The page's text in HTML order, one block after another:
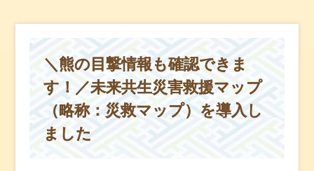
＼熊の目撃情報も確認できま
す！／未来共生災害救援マップ
（略称：災救マップ）を導入し
ました